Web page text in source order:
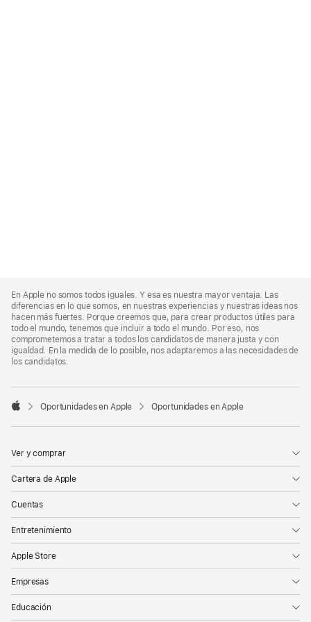
Footer
En Apple no somos todos iguales. Y esa es nuestra mayor ventaja. Las
diferencias en lo que somos, en nuestras experiencias y nuestras ideas nos
hacen más fuertes. Porque creemos que, para crear productos útiles para
todo el mundo, tenemos que incluir a todo el mundo. Por eso, nos
comprometemos a tratar a todos los candidatos de manera justa y con
igualdad. En la medida de lo posible, nos adaptaremos a las necesidades de
los candidatos.

Oportunidades en Apple Oportunidades en Apple
Ver y comprar
Cartera de Apple
Cuentas
Entretenimiento
Apple Store
Empresas
Educación